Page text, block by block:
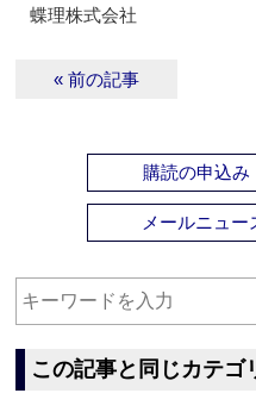
蝶理株式会社
« 前の記事
購読の申込み
メールニュー
この記事と同じカテゴ